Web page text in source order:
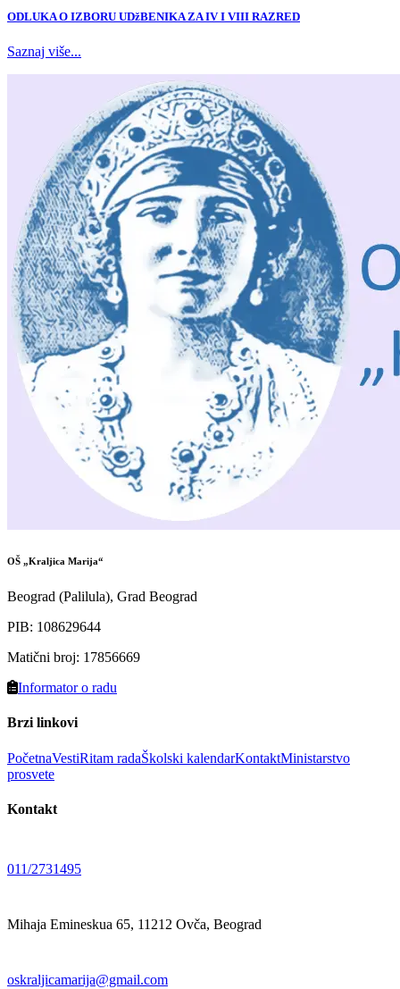
ODLUKA O IZBORU UDžBENIKA ZA IV I VIII RAZRED
Saznaj više...
OŠ „Kraljica Marija“
Beograd (Palilula), Grad Beograd
PIB: 108629644
Matični broj: 17856669
Informator o radu
Brzi linkovi
PočetnaVestiRitam radaŠkolski kalendarKontaktMinistarstvo
prosvete
Kontakt
011/2731495
Mihaja Emineskua 65, 11212 Ovča, Beograd
oskraljicamarija@gmail.com